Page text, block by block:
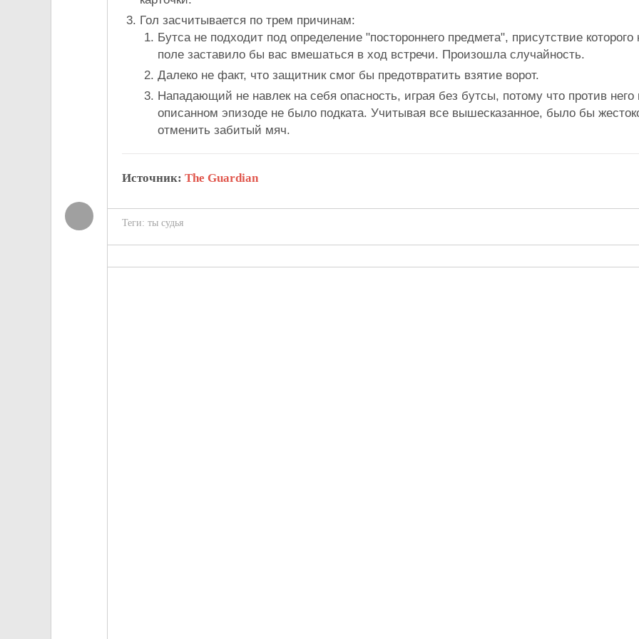
Гол засчитывается по трем причинам:
Бутса не подходит под определение "постороннего предмета", присутствие которого
поле заставило бы вас вмешаться в ход встречи. Произошла случайность.
Далеко не факт, что защитник смог бы предотвратить взятие ворот.
Нападающий не навлек на себя опасность, играя без бутсы, потому что против него
описанном эпизоде не было подката. Учитывая все вышесказанное, было бы
отменить забитый мяч.
Источник: The Guardian
Теги: ты судья